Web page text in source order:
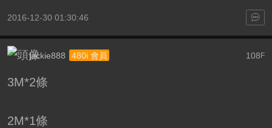
2016-12-30 01:30:46
108 F
jackie888 480i 會員
3M*2條
2M*1條